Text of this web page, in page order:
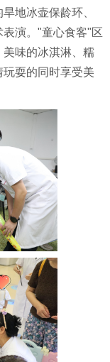
地冰壶保龄环、
演。"童心食客"区
味的冰淇淋、糯
耍的同时享受美